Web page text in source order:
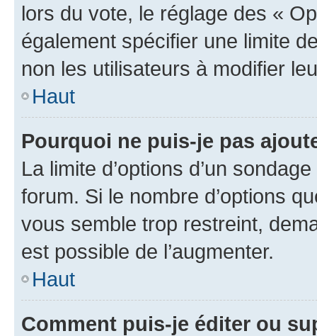
lors du vote, le réglage des «
également spécifier une limite
non les utilisateurs à modifier
Haut
Pourquoi ne puis-je pas
La limite d’options d’un
forum. Si le nombre d’options
vous semble trop restreint,
est possible de l’augmenter.
Haut
Comment puis-je éditer ou